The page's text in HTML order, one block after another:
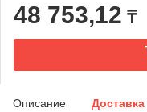
48 753,12 ₸
Описание Доставка